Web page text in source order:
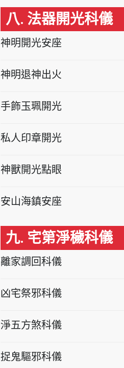
八. 法器開光科儀
神明開光安座
神明退神出火
手飾玉珮開光
私人印章開光
神獸開光點眼
安山海鎮安座
九. 宅第淨穢科儀
離家調回科儀
凶宅祭邪科儀
淨五方煞科儀
捉鬼驅邪科儀